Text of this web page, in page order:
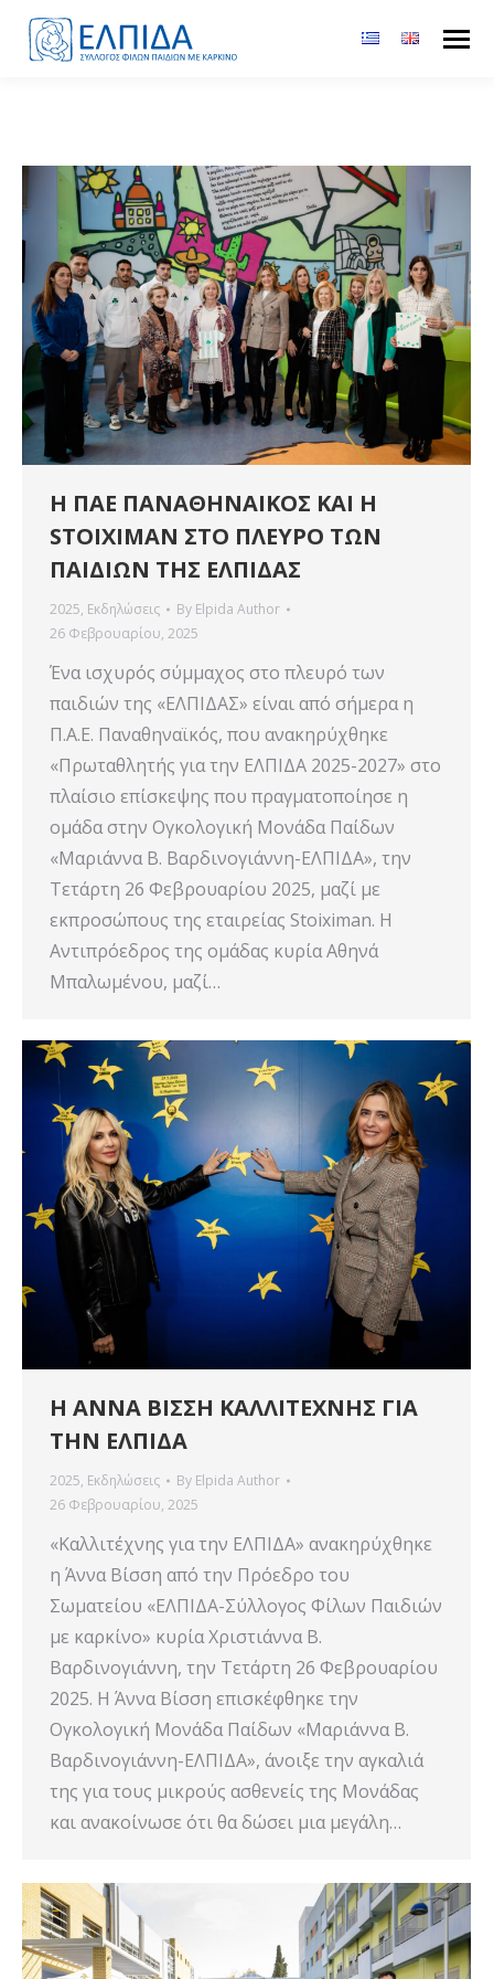
Η ΠΑΕ ΠΑΝΑΘΗΝΑΙΚΟΣ ΚΑΙ Η
STOIXIMAN ΣΤΟ ΠΛΕΥΡΟ ΤΩΝ
ΠΑΙΔΙΩΝ ΤΗΣ ΕΛΠΙΔΑΣ
2025, Εκδηλώσεις By Elpida Author
26 Φεβρουαρίου, 2025
Ένα ισχυρός σύμμαχος στο πλευρό των
παιδιών της «ΕΛΠΙΔΑΣ» είναι από σήμερα η
Π.Α.Ε. Παναθηναϊκός, που ανακηρύχθηκε
«Πρωταθλητής για την ΕΛΠΙΔΑ 2025-2027» στο
πλαίσιο επίσκεψης που πραγματοποίησε η
ομάδα στην Ογκολογική Μονάδα Παίδων
«Μαριάννα Β. Βαρδινογιάννη-ΕΛΠΙΔΑ», την
Τετάρτη 26 Φεβρουαρίου 2025, μαζί με
εκπροσώπους της εταιρείας Stoiximan. Η
Αντιπρόεδρος της ομάδας κυρία Αθηνά
Μπαλωμένου, μαζί…
Η ΑΝΝΑ ΒΙΣΣΗ ΚΑΛΛΙΤΕΧΝΗΣ ΓΙΑ
ΤΗΝ ΕΛΠΙΔΑ
2025, Εκδηλώσεις By Elpida Author
26 Φεβρουαρίου, 2025
«Καλλιτέχνης για την ΕΛΠΙΔΑ» ανακηρύχθηκε
η Άννα Βίσση από την Πρόεδρο του
Σωματείου «ΕΛΠΙΔΑ-Σύλλογος Φίλων Παιδιών
με καρκίνο» κυρία Χριστιάννα Β.
Βαρδινογιάννη, την Τετάρτη 26 Φεβρουαρίου
2025. Η Άννα Βίσση επισκέφθηκε την
Ογκολογική Μονάδα Παίδων «Μαριάννα Β.
Βαρδινογιάννη-ΕΛΠΙΔΑ», άνοιξε την αγκαλιά
της για τους μικρούς ασθενείς της Μονάδας
και ανακοίνωσε ότι θα δώσει μια μεγάλη…